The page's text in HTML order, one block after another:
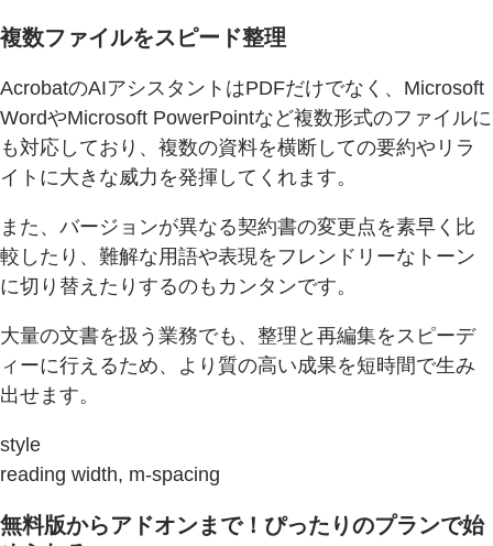
複数ファイルをスピード整理
AcrobatのAIアシスタントはPDFだけでなく、Microsoft
WordやMicrosoft PowerPointなど複数形式のファイルに
も対応しており、複数の資料を横断しての要約やリラ
イトに大きな威力を発揮してくれます。
また、バージョンが異なる契約書の変更点を素早く比
較したり、難解な用語や表現をフレンドリーなトーン
に切り替えたりするのもカンタンです。
大量の文書を扱う業務でも、整理と再編集をスピーデ
ィーに行えるため、より質の高い成果を短時間で生み
出せます。
style
reading width, m-spacing
無料版からアドオンまで！ぴったりのプランで始